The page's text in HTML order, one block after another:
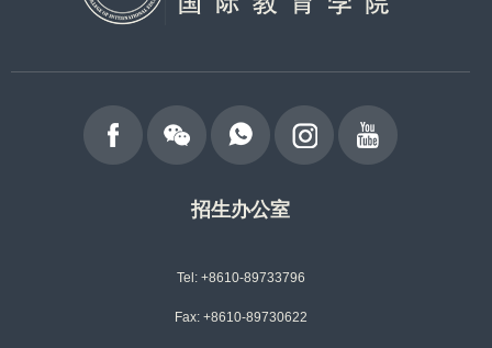
招生办公室
Tel: +8610-89733796
Fax: +8610-89730622